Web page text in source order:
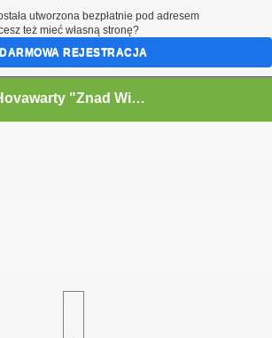
Hovawarty "Znad Wielkiego Kanału" FCI
utworzona bezpłatnie pod adresem
też mieć własną stronę?
DARMOWA REJESTRACJA